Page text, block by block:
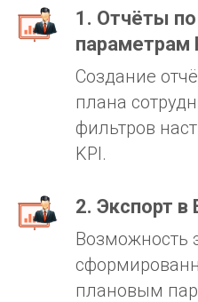
1. Отчёты
параметрам
Создание
плана
фильтров
KPI.
2. Экспорт в
Возможность
плановым